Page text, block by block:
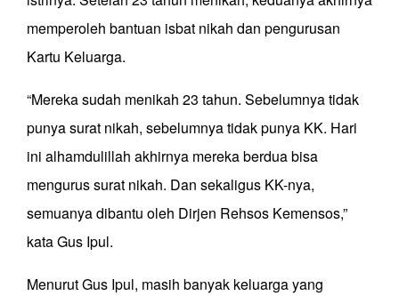
memperoleh bantuan isbat nikah dan pengurusan
Kartu Keluarga.
“Mereka sudah menikah 23 tahun. Sebelumnya tidak
punya surat nikah, sebelumnya tidak punya KK. Hari
ini alhamdulillah akhirnya mereka berdua bisa
mengurus surat nikah. Dan sekaligus KK-nya,
semuanya dibantu oleh Dirjen Rehsos Kemensos,”
kata Gus Ipul.
Menurut Gus Ipul, masih banyak keluarga yang